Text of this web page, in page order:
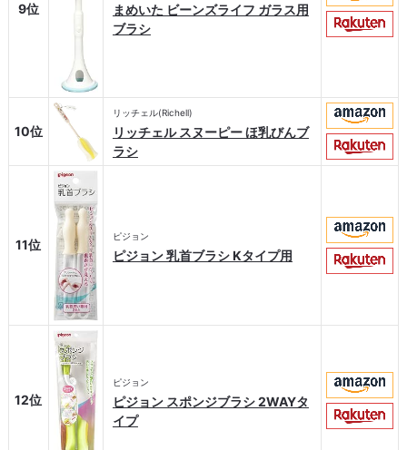
9位
まめいた ビーンズライフ ガラス用
ブラシ
10位
リッチェル(Richell)
リッチェル スヌーピー ほ乳びんブ
ラシ
11位
ピジョン
ピジョン 乳首ブラシ Kタイプ用
12位
ピジョン
ピジョン スポンジブラシ 2WAYタ
イプ